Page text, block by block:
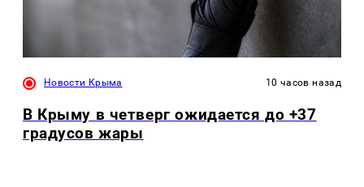
Новости Крыма 10 часов назад
В Крыму в четверг ожидается до +37
градусов жары